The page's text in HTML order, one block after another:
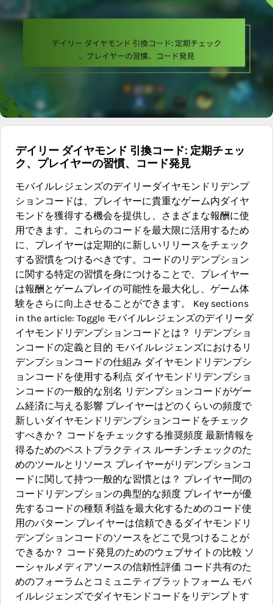
デイリー ダイヤモンド 引換コード: 定期チェッ
ク、プレイヤーの習慣、コード発見
モバイルレジェンズのデイリーダイヤモンドリデンプ
ションコードは、プレイヤーに貴重なゲーム内ダイヤ
モンドを獲得する機会を提供し、さまざまな報酬に使
用できます。これらのコードを最大限に活用するため
に、プレイヤーは定期的に新しいリリースをチェック
する習慣をつけるべきです。コードのリデンプション
に関する特定の習慣を身につけることで、プレイヤー
は報酬とゲームプレイの可能性を最大化し、ゲーム体
験をさらに向上させることができます。 Key sections
in the article: Toggle モバイルレジェンズのデイリーダ
イヤモンドリデンプションコードとは？ リデンプショ
ンコードの定義と目的 モバイルレジェンズにおけるリ
デンプションコードの仕組み ダイヤモンドリデンプシ
ョンコードを使用する利点 ダイヤモンドリデンプショ
ンコードの一般的な別名 リデンプションコードがゲー
ム経済に与える影響 プレイヤーはどのくらいの頻度で
新しいダイヤモンドリデンプションコードをチェック
すべきか？ コードをチェックする推奨頻度 最新情報を
得るためのベストプラクティス ルーチンチェックのた
めのツールとリソース プレイヤーがリデンプションコ
ードに関して持つ一般的な習慣とは？ プレイヤー間の
コードリデンプションの典型的な頻度 プレイヤーが優
先するコードの種類 利益を最大化するためのコード使
用のパターン プレイヤーは信頼できるダイヤモンドリ
デンプションコードのソースをどこで見つけることが
できるか？ コード発見のためのウェブサイトの比較 ソ
ーシャルメディアソースの信頼性評価 コード共有のた
めのフォーラムとコミュニティプラットフォーム モバ
イルレジェンズでダイヤモンドコードをリデンプトす